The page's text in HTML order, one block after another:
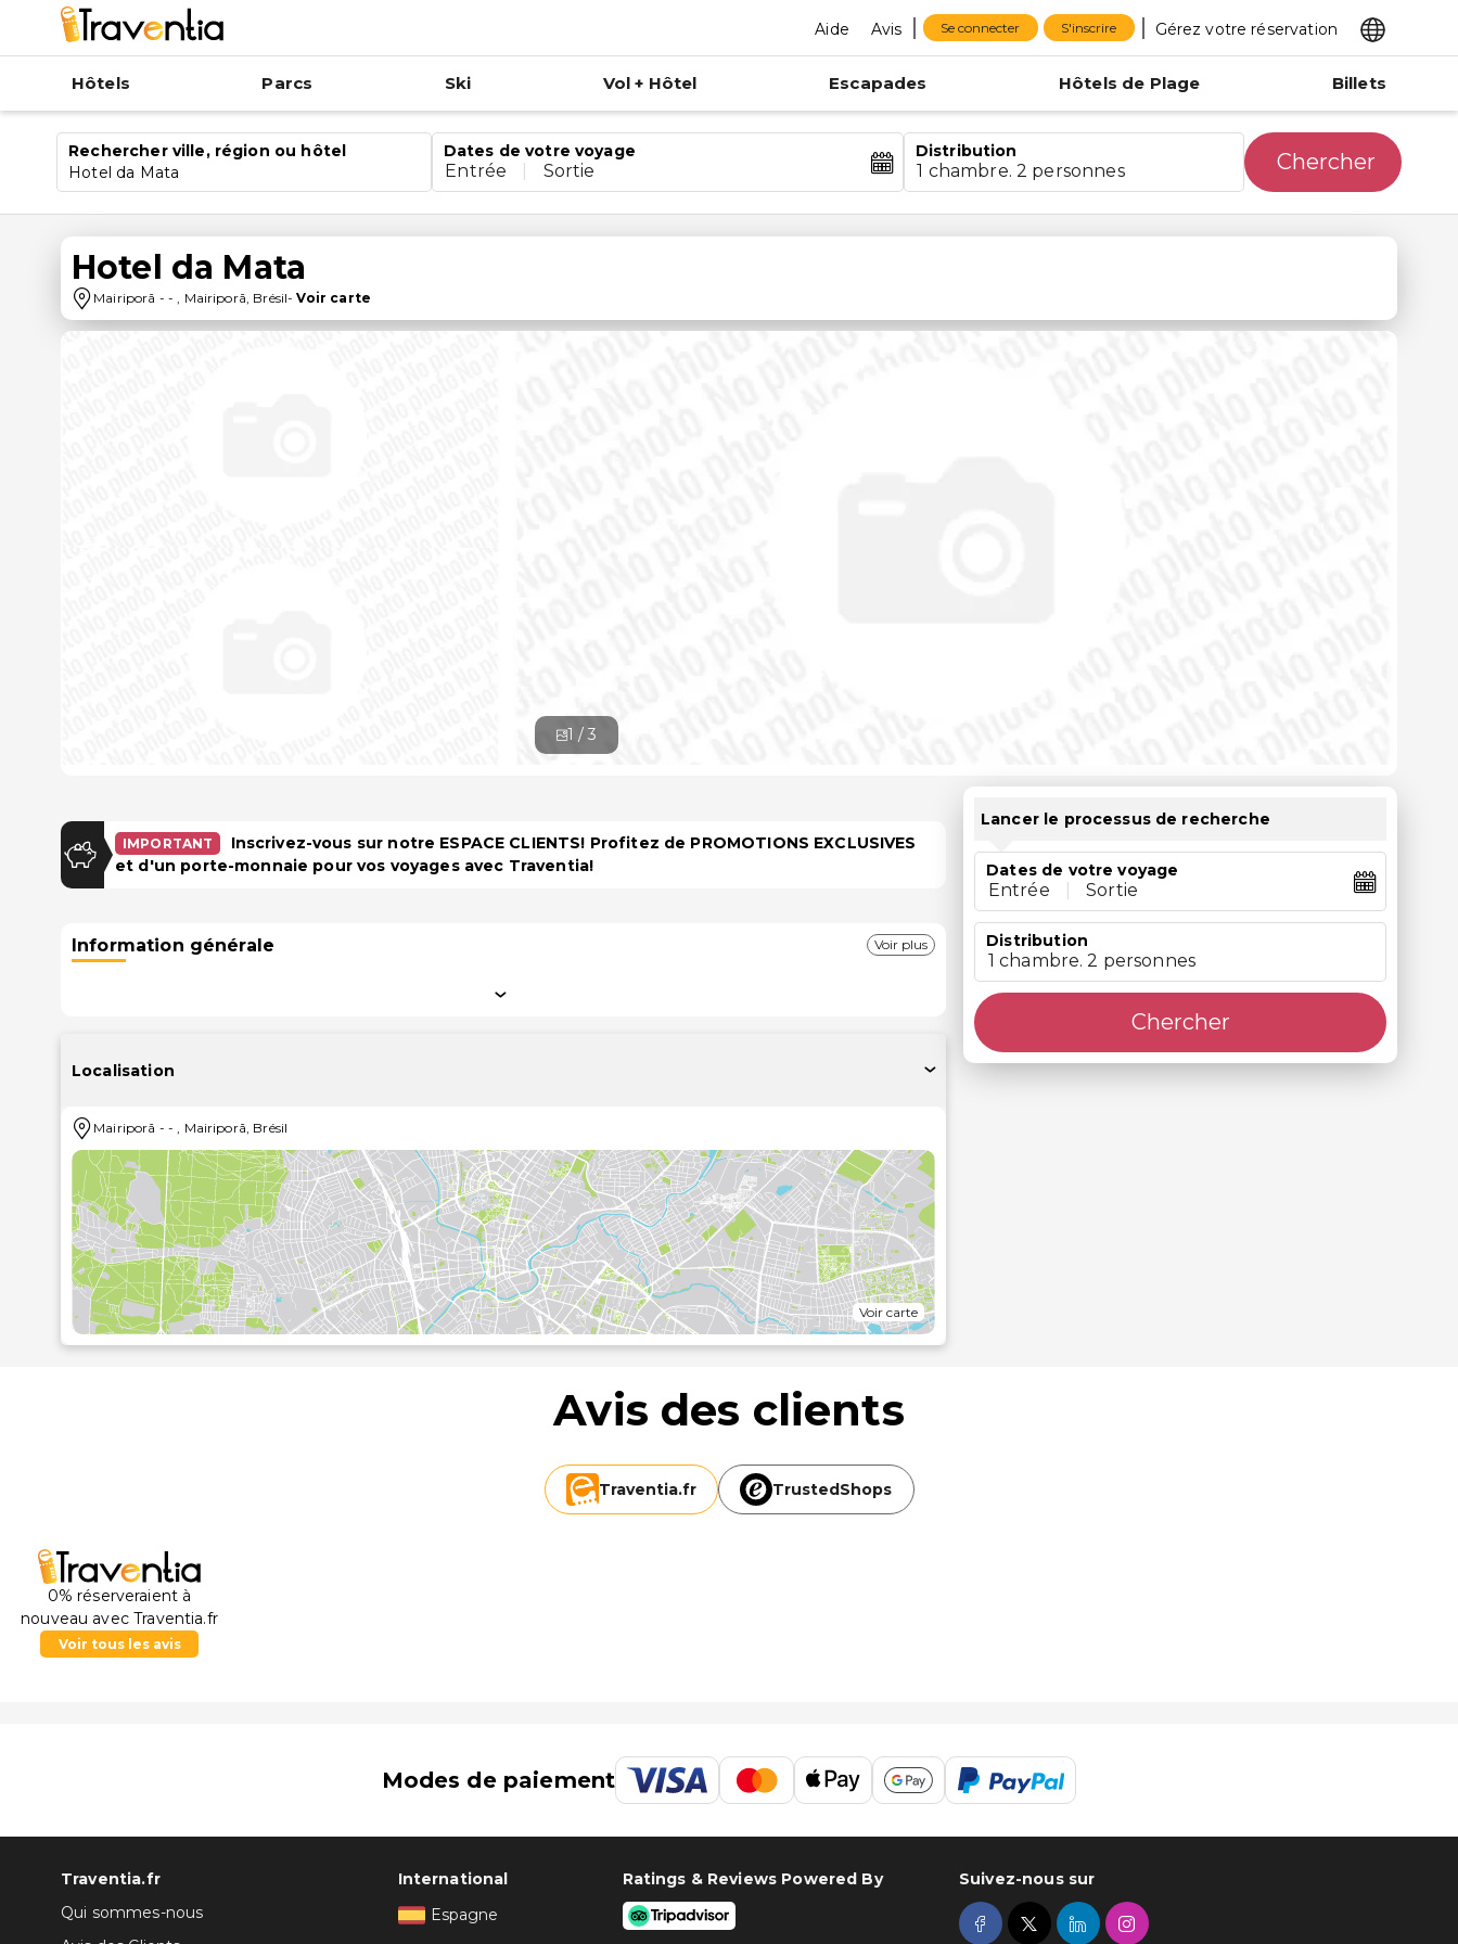
Aide Avis Se connecter S'inscrire Gérez votre réservation
Hôtels Parcs Ski Vol + Hôtel Escapades Hôtels de Plage Billets
Rechercher ville, région ou hôtel
Hotel da Mata
Dates de votre voyage
Entrée Sortie
Distribution
1 chambre. 2 personnes Chercher
Hotel da Mata
Mairiporã - -, Mairiporã, Brésil-Voir carte
1 /3
IMPORTANT
Inscrivez-vous sur notre ESPACE CLIENTS! Profitez de PROMOTIONS EXCLUSIVES
et d'un porte-monnaie pour vos voyages avec Traventia!
Information générale Voir plus
Localisation
Mairiporã - -, Mairiporã, Brésil
Voir carte
Lancer le processus de recherche
Dates de votre voyage
Entrée Sortie
Distribution
1 chambre. 2 personnes
Chercher
Avis des clients
Traventia.fr TrustedShops
0% réserveraient à
nouveau avec Traventia.fr
Voir tous les avis
Modes de paiement
Traventia.fr
Qui sommes-nous
International
Espagne
Ratings & Reviews Powered By Suivez-nous sur